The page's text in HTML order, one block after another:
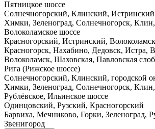
Пятницкое шоссе
Солнечногорский, Клинский, Истринский
Химки, Зеленоград, Солнечногорск,
Волоколамское шоссе
Красногорский, Истринский,
Красногорск, Нахабино, Дедовск, Истра,
Волоколамск, Шаховская, Павловская
Рига (Рижское шоссе)
Солнечногорский, Клинский, городской
Химки, Зеленоград, Солнечногорск,
Рублёвское, Ильинское шоссе
Одинцовский, Рузский, Красногорский
Барвиха, Мечниково, Горки, Зеленоград,
Звенигород